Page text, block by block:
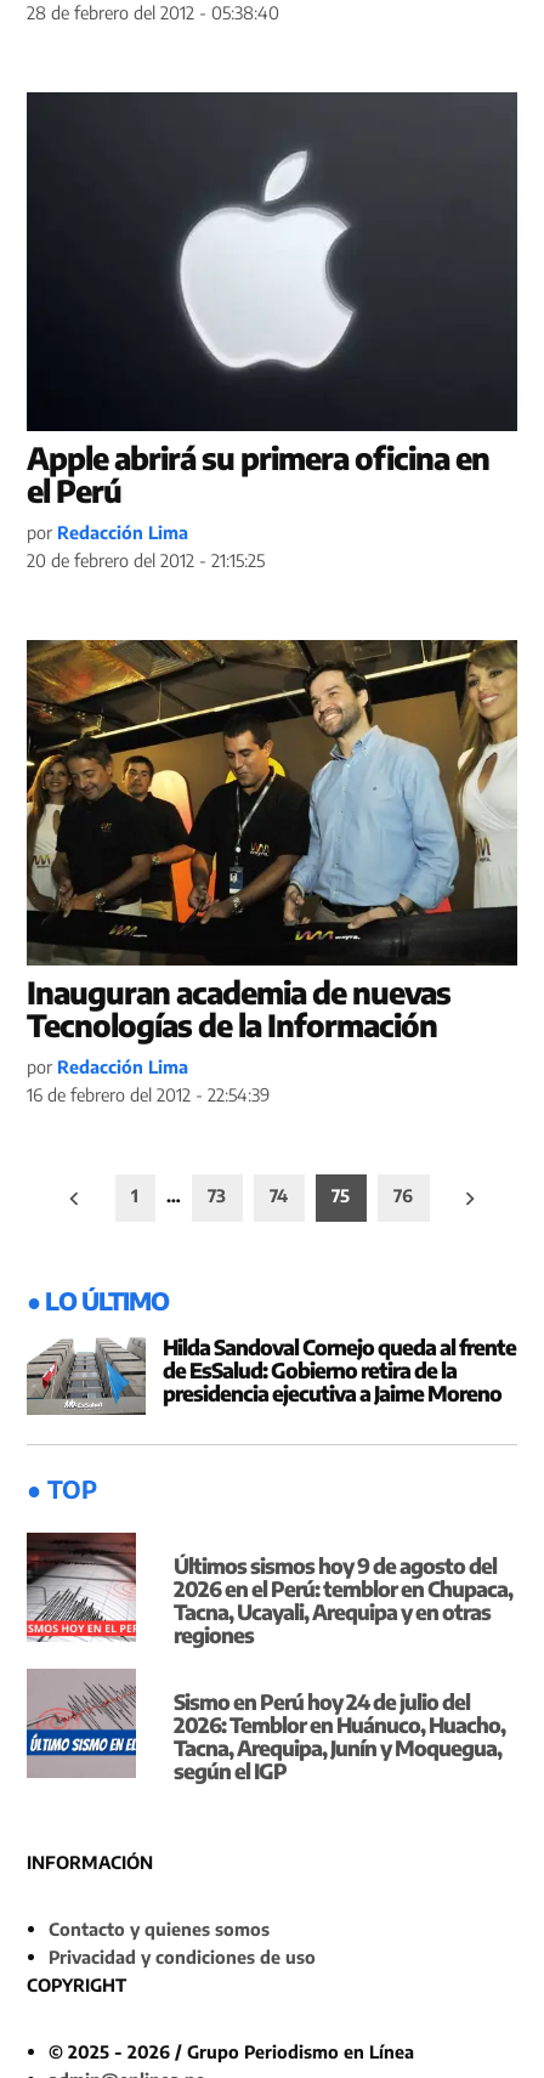
28 de febrero del 2012 - 05:38:40
Apple abrirá su primera oficina en
el Perú
por Redacción Lima
20 de febrero del 2012 - 21:15:25
Inauguran academia de nuevas
Tecnologías de la Información
por Redacción Lima
16 de febrero del 2012 - 22:54:39
Paginación
1 … 73 74 75 76
● LO ÚLTIMO
Hilda Sandoval Cornejo queda al frente
de EsSalud: Gobierno retira de la
presidencia ejecutiva a Jaime Moreno
● TOP
Últimos sismos hoy 9 de agosto del
2026 en el Perú: temblor en Chupaca,
Tacna, Ucayali, Arequipa y en otras
regiones
Sismo en Perú hoy 24 de julio del
2026: Temblor en Huánuco, Huacho,
Tacna, Arequipa, Junín y Moquegua,
según el IGP
INFORMACIÓN
Contacto y quienes somos
Privacidad y condiciones de uso
COPYRIGHT
© 2025 - 2026 / Grupo Periodismo en Línea